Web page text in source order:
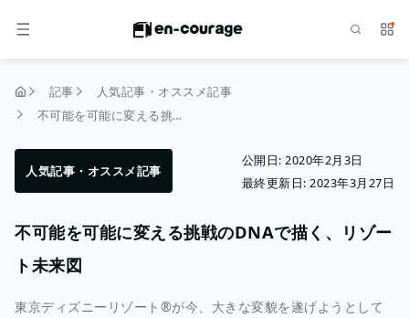
メニュー サ
記事
人気記事・オススメ記事
不可能を可能に変える挑戦のDNAで描く、リゾート未来図
人気記事・オススメ記事
公開日: 2020年2月3日
最終更新日: 2023年3月27日
不可能を可能に変える挑戦のDNAで描く、リゾー
ト未来図
東京ディズニーリゾート®が今、大きな変貌を遂げようとして